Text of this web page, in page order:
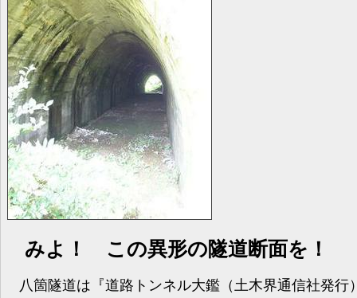
みよ！ この異形の隧道断面を！
八箇隧道は『道路トンネル大鑑（土木界通信社発行